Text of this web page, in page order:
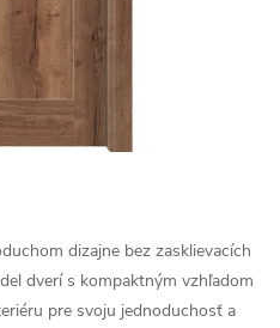
dizajne bez zasklievacích
dverí s kompaktným vzhľadom
pre svoju jednoduchosť a